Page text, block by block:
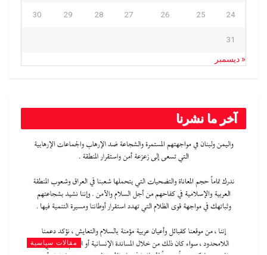
24
25
26
27
28
29
30
31
« ديسمبر
آخر ما نشرنا
مقالات سياسية